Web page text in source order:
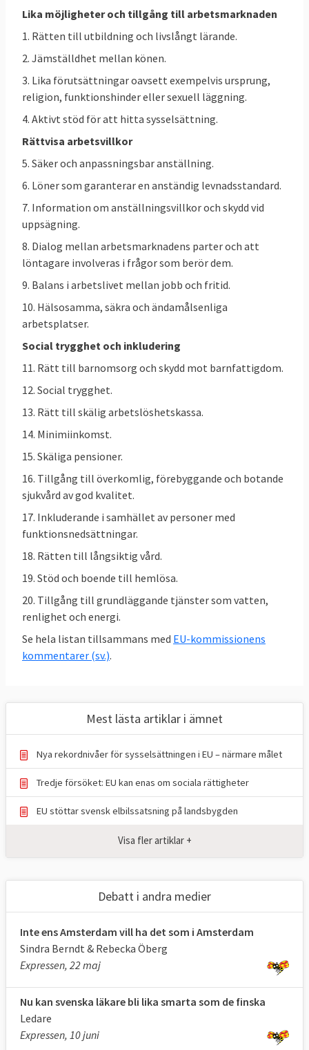
sysselsättningsgrad på över 78 procent.
Tabell 1.
SYSSELSÄTTNING
EU-
mål
2030
Sverige
Sysselsättningsgrad,
personer 20-64 år
Minst
2025 återstod 1,9 procentenheter till EU-
sysselsättningsgrad 2030.
För att uppnå minst 78-procents
sysselsättningsgrad ska EU enligt
handlingsplanen sträva efter följande:
Minst halvera skillnaden i sysselsättning
mellan kvinnor och män jämfört med
2019. 2019 var skillnaden mellan mäns
högre sysselsättningsgrad och kvinnors
lägre (män 78,9% - kvinnor 67,2) minus
ligger på en skillnad på högst – 5,9
procent, se tabell 2.
​Öka utbudet av formell
förskoleverksamhet och barnomsorg till
96 procent av alla barn från tre års ålder
senast 2030, för att göra det lättare att
förena arbete och privatliv, se tabell 3.
Minska andelen NEET, unga som varken
arbetar eller studerar i åldern 15–29 år
från 12,6 % (2019) till 9 %, se tabell 4.
SYSSELSÄTTNING
2025
Skillnad mellan
män och kvinnor,
till kvinnors
nackdel
högst -
5,9
procent
– 9,6
%
– 3,9
%
BARNOMSORG
ELLER
FÖRSKOLA
EU-
mål
2030
EU
2024
Sverige
2024
tre års ålder i
omsorg eller
förskola
%
%
%
Lika möjligheter och tillgång till arbetsmarknaden
1. Rätten till utbildning och livslångt lärande.
2. Jämställdhet mellan könen.
3. Lika förutsättningar oavsett exempelvis ursprung,
religion, funktionshinder eller sexuell läggning.
4. Aktivt stöd för att hitta sysselsättning.
Rättvisa arbetsvillkor
5. Säker och anpassningsbar anställning.
6. Löner som garanterar en anständig levnadsstandard.
7. Information om anställningsvillkor och skydd vid
uppsägning.
8. Dialog mellan arbetsmarknadens parter och att
löntagare involveras i frågor som berör dem.
9. Balans i arbetslivet mellan jobb och fritid.
10. Hälsosamma, säkra och ändamålsenliga
arbetsplatser.
Social trygghet och inkludering
11. Rätt till barnomsorg och skydd mot barnfattigdom.
12. Social trygghet.
13. Rätt till skälig arbetslöshetskassa.
14. Minimiinkomst.
15. Skäliga pensioner.
16. Tillgång till överkomlig, förebyggande och botande
sjukvård av god kvalitet.
17. Inkluderande i samhället av personer med
funktionsnedsättningar.
18. Rätten till långsiktig vård.
19. Stöd och boende till hemlösa.
20. Tillgång till grundläggande tjänster som vatten,
renlighet och energi.
Se hela listan tillsammans med EU-kommissionens
kommentarer (sv.).
Mest lästa artiklar i ämnet
Nya rekordnivåer för sysselsättningen i EU – närmare målet
Tredje försöket: EU kan enas om sociala rättigheter
EU stöttar svensk elbilssatsning på landsbygden
Visa fler artiklar +
Debatt i andra medier
Inte ens Amsterdam vill ha det som i Amsterdam
Sindra Berndt & Rebecka Öberg
Expressen, 22 maj
Nu kan svenska läkare bli lika smarta som de finska
Ledare
Expressen, 10 juni